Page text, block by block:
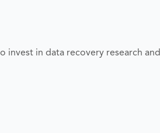
invest in data recovery research and